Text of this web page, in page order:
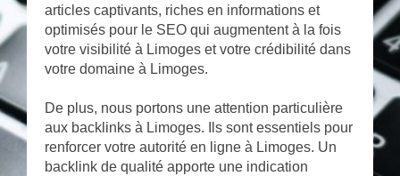
articles captivants, riches en informations et
optimisés pour le SEO qui augmentent à la fois
votre visibilité à Limoges et votre crédibilité dans
votre domaine à Limoges.
De plus, nous portons une attention particulière
aux backlinks à Limoges. Ils sont essentiels pour
renforcer votre autorité en ligne à Limoges. Un
backlink de qualité apporte une indication